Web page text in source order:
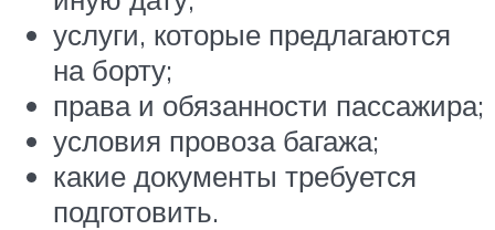
услуги, которые предлагаются
на борту;
права и обязанности пассажира;
условия провоза багажа;
какие документы требуется
подготовить.